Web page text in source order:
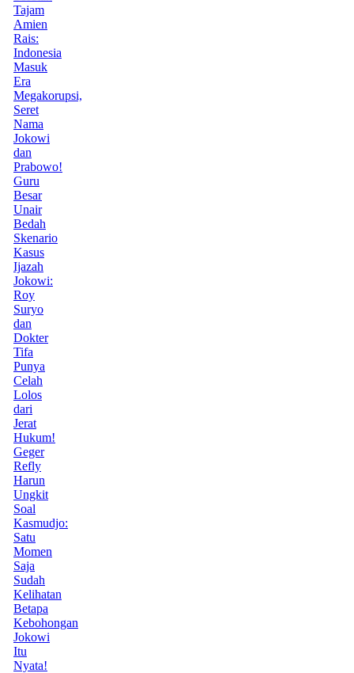
Tajam
Amien
Rais:
Indonesia
Masuk
Era
Megakorupsi,
Seret
Nama
Jokowi
dan
Prabowo!
Guru
Besar
Unair
Bedah
Skenario
Kasus
Ijazah
Jokowi:
Roy
Suryo
dan
Dokter
Tifa
Punya
Celah
Lolos
dari
Jerat
Hukum!
Geger
Refly
Harun
Ungkit
Soal
Kasmudjo:
Satu
Momen
Saja
Sudah
Kelihatan
Betapa
Kebohongan
Jokowi
Itu
Nyata!